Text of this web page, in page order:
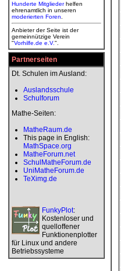
Hunderte Mitgliederhelfen
ehrenamtlich in unseren
moderierten Foren
Anbieter der Seite ist der
gemeinnützige Verein
"Vorhilfe.de e.V.".
Partnerseiten
Dt. Schulen im Ausland:
Auslandsschule
Schulforum
Mathe-Seiten:
MatheRaum.de
This page in English:
MathSpace.org
MatheForum.net
SchulMatheForum.de
UniMatheForum.de
TeXimg.de
FunkyPlot:
Kostenloser und
quelloffener
Funktionenplotter
für Linux und andere
Betriebssysteme